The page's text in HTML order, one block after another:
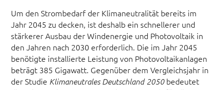
Um den Strombedarf der Klimaneutralität bereits im
Jahr 2045 zu decken, ist deshalb ein schnellerer und
stärkerer Ausbau der Windenergie und Photovoltaik in
den Jahren nach 2030 erforderlich. Die im Jahr 2045
benötigte installierte Leistung von Photovoltaikanlagen
beträgt 385 Gigawatt. Gegenüber dem Vergleichsjahr in
der Studie Klimaneutrales Deutschland 2050bedeutet